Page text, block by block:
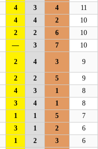
4 3 4
11
4 4 2
10
2 2 6
10
— 3 7 10
2 4 3 9
2 2 5
9
4 3 1
8
3 4 1
8
1 1 5
7
3 1 2
6
1 2 3
6